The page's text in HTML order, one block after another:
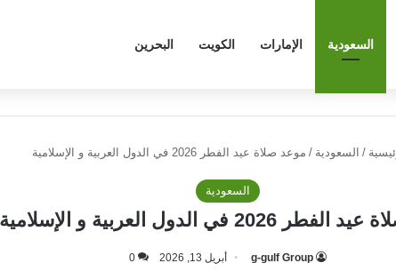
السعودية الإمارات الكويت البحرين
/ السعودية / موعد صلاة عيد الفطر 2026 في الدول العربية و الإسلامية
السعودية
في الدول العربية و الإسلامية
g-gulf Group أبريل 13, 2026 0